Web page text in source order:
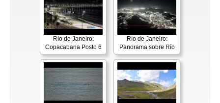
Río de Janeiro:
Copacabana Posto 6
Río de Janeiro:
Panorama sobre Río